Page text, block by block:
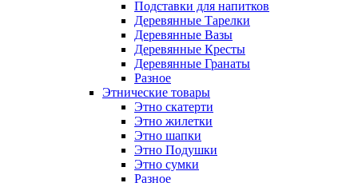
Подставки для напитков
Деревянные Тарелки
Деревянные Вазы
Деревянные Кресты
Деревянные Гранаты
Разное
Этнические товары
Этно скатерти
Этно жилетки
Этно шапки
Этно Подушки
Этно сумки
Разное